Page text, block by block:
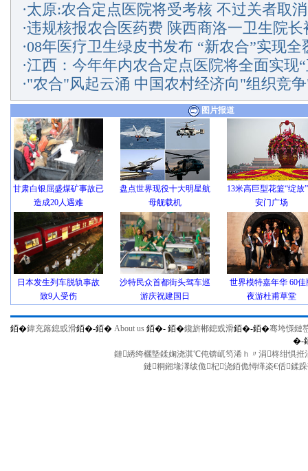
·太原:农合定点医院将受考核 不过关者取
·违规核报农合医药费 陕西商洛一卫生院长
·08年医疗卫生绿皮书发布 “新农合”实现全
·江西：今年年内农合定点医院将全面实现
·"农合"风起云涌 中国农村经济向"组织竞
图片报道
甘肃白银屈盛煤矿事故已
造成20人遇难
盘点世界现役十大明星航
母舰载机
13米高巨型花篮“绽放
安门广场
日本发生列车脱轨事故
致9人受伤
沙特民众首都街头驾车巡
游庆祝建国日
世界模特嘉年华 60佳
夜游杜甫草堂
銆�鍏充簬鎴戜滑銆�-銆� About us 銆�- 銆�鑱旂郴鎴戜滑銆�-銆�骞垮憡鏈
�-
鏈綉绔欐墍鍒婅浇淇℃伅锛屼笉浠ｈ〃涓柊绀惧
鏈粡鎺堟潈绂佹杞浇銆佹憳缂栥€佸鍒